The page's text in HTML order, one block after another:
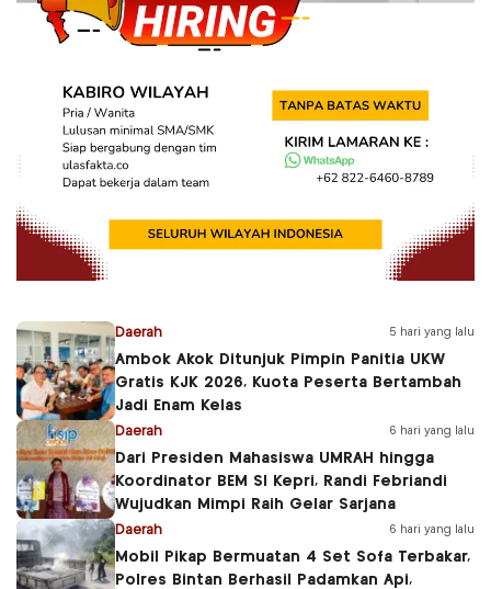
Daerah 5 hari yang lalu
Ambok Akok Ditunjuk Pimpin Panitia UKW
Gratis KJK 2026, Kuota Peserta Bertambah
Jadi Enam Kelas
Daerah 6 hari yang lalu
Dari Presiden Mahasiswa UMRAH hingga
Koordinator BEM SI Kepri, Randi Febriandi
Wujudkan Mimpi Raih Gelar Sarjana
Daerah 6 hari yang lalu
Mobil Pikap Bermuatan 4 Set Sofa Terbakar,
Polres Bintan Berhasil Padamkan Api,